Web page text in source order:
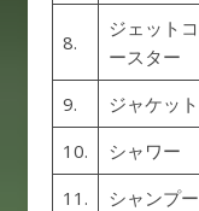
8.
ジェットコ
ースター
9. ジャケット
10.
シャワー
11.
シャンプー